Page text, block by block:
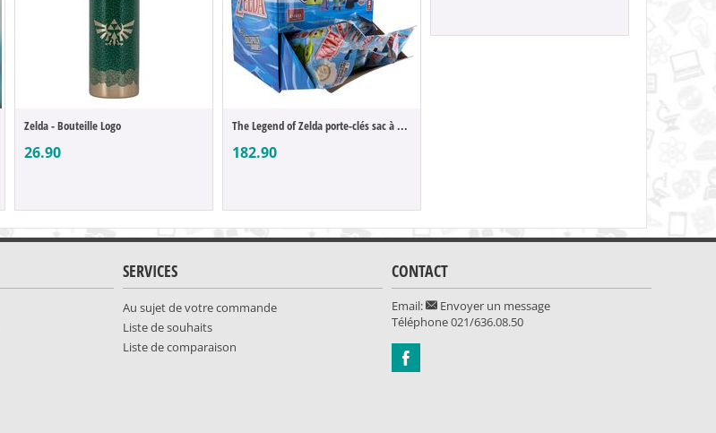
Zelda - Bouteille Logo
26.90
The Legend of Zelda porte-clés sac à dos ...
182.90
Zelda - Verre
14.90
SERVICES
Au sujet de votre commande
Liste de souhaits
Liste de comparaison
CONTACT
Email:
Envoyer un message
Téléphone021/636.08.50